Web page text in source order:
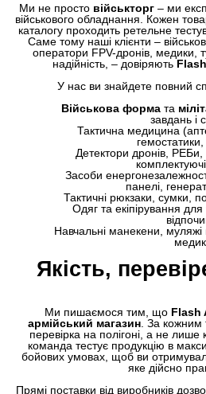
Ми не просто військторг – ми
військового обладнання. Кожен
каталогу проходить ретельне
Саме тому наші клієнти –
оператори FPV-дронів, медики,
надійність, – довіряють
У нас ви знайдете повний
Військова форма та
завдань і
Тактична медицина
Детектори дронів, РЕБи,
Засоби
панелі,
Тактичні рюкзаки, сумки,
Одяг та екіпірування
Навчальні манекени, муляжі
Якість,
Ми пишаємося тим, що Flash
армійський магазин. За кожним
перевірка на полігоні, а не
команда тестує продукцію в
бойових умовах, щоб ви
яке дійсно
Прямі поставки від виробників